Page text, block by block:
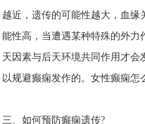
越近，遗传的可能性越大，血
能性高，当遭遇某种特殊的外力
天因素与后天环境共同作用才
以规避癫痫发作的。 女性癫痫怎
三、如何预防癫痫遗传?